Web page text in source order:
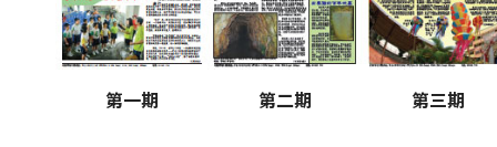
第一期 第二期 第三期